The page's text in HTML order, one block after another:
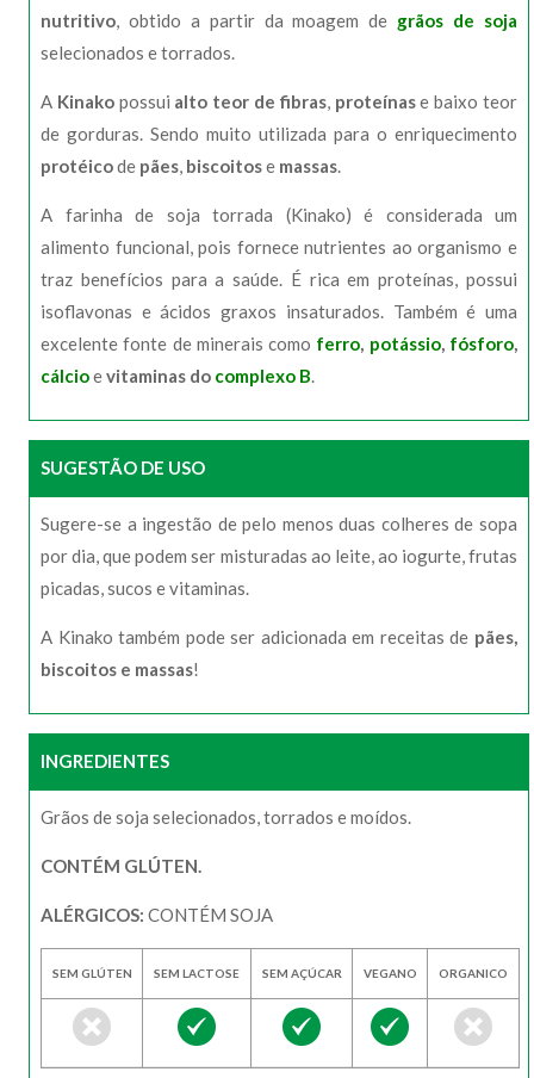
nutritivo , obtido a partir da moagem de grãos de soja
selecionados e torrados.
A Kinakopossui alto teor de fibras, proteínase baixo teor
de gorduras. Sendo muito utilizada para o enriquecimento
protéicode pães biscoitose massas
A farinha de soja torrada (Kinako) é considerada um
alimento funcional, pois fornece nutrientes ao organismo e
traz benefícios para a saúde. É rica em proteínas, possui
isoflavonas e ácidos graxos insaturados. Também é uma
excelente fonte de minerais como ferro potássio, fósforo
cálcioevitaminas do complexo B
SUGESTÃO DE USO
Sugere-se a ingestão de pelo menos duas colheres de sopa
por dia, que podem ser misturadas ao leite, ao iogurte, frutas
picadas, sucos e vitaminas.
A Kinako também pode ser adicionada em receitas de pães,
biscoitos e massas!
INGREDIENTES
Grãos de soja selecionados, torrados e moídos.
CONTÉM GLÚTEN.
ALÉRGICOS: CONTÉM SOJA
SEM GLÚTEN SEM LACTOSE SEM AÇÚCAR VEGANO ORGANICO